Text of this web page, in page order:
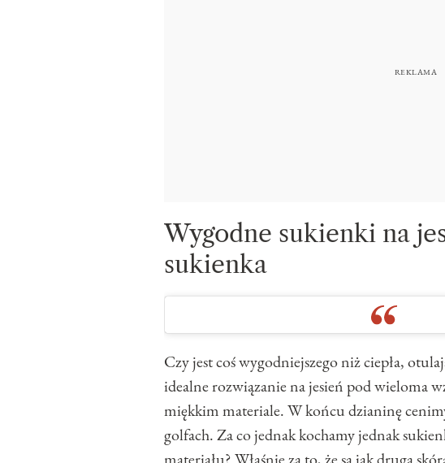
Wygodne sukienki na
sukienka
Czy jest coś wygodniejszego niż ciepła,
idealne rozwiązanie na jesień pod wieloma
miękkim materiale. W końcu dzianinę
golfach. Za co jednak kochamy jednak